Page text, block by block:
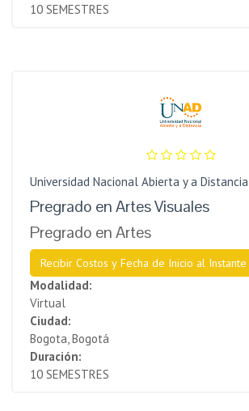
10 SEMESTRES
Universidad Nacional Abierta y a Distancia
Pregrado en Artes Visuales
Pregrado en Artes
Recibir Costos y Fecha de Inicio al Instante
Modalidad:
Virtual
Ciudad:
Bogota, Bogotá
Duración:
10 SEMESTRES